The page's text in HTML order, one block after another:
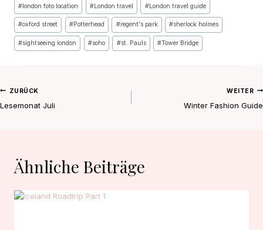
#london foto location #London travel #London travel guide
#oxford street #Potterhead #regent's park #sherlock holmes
#sightseeing london #soho #st. Pauls #Tower Bridge
Beitragsnavigation
ZURÜCK
Lesemonat Juli
WEITER
Winter Fashion Guide
Ähnliche Beiträge